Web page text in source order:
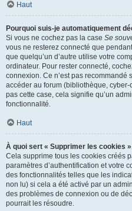
Haut
Pourquoi suis-je automatiquement
Si vous ne cochez pas la case Se
vous ne resterez connecté que
que quelqu’un d’autre utilise votre
ordinateur. Pour rester connecté,
connexion. Ce n’est pas
accéder au forum (bibliothèque,
pas cette case, cela signifie qu’un
fonctionnalité.
Haut
À quoi sert « Supprimer les cookies
Cela supprime tous les cookies créés
paramètres d’authentification et votre
des fonctionnalités telles que les
non lu) si cela a été activé par un
des problèmes de connexion ou de
pourrait les résoudre.